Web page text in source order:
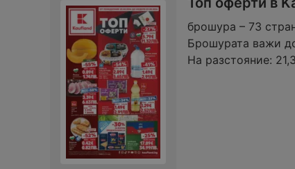
брошура – 73
Брошурата важи
На разстояние: